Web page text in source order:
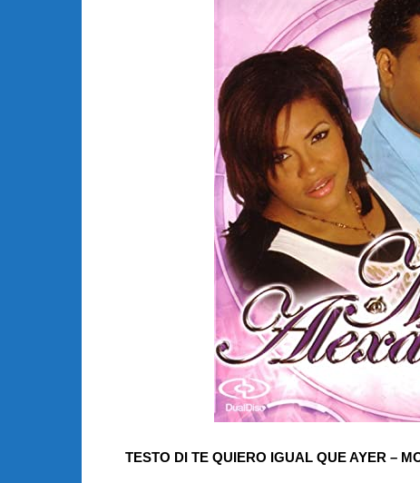
TESTO DI TE QUIERO IGUAL QUE AYER –